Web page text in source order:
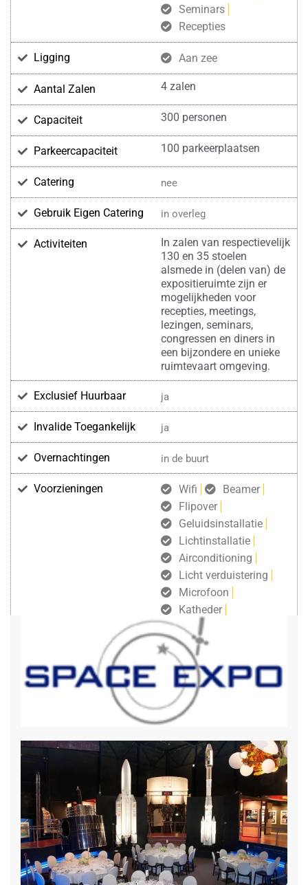
Seminars
Recepties
Ligging Aan zee
Aantal Zalen 4 zalen
Capaciteit 300 personen
Parkeercapaciteit 100 parkeerplaatsen
Catering nee
Gebruik Eigen Catering in overleg
Activiteiten
In zalen van respectievelijk
130 en 35 stoelen
alsmede in (delen van) de
expositieruimte zijn er
mogelijkheden voor
recepties, meetings,
lezingen, seminars,
congressen en diners in
een bijzondere en unieke
ruimtevaart omgeving.
Exclusief Huurbaar ja
Invalide Toegankelijk ja
Overnachtingen in de buurt
Voorzieningen Wifi
Beamer
Flipover
Geluidsinstallatie
Lichtinstallatie
Airconditioning
Licht verduistering
Microfoon
Katheder
Computer
Projectiescherm